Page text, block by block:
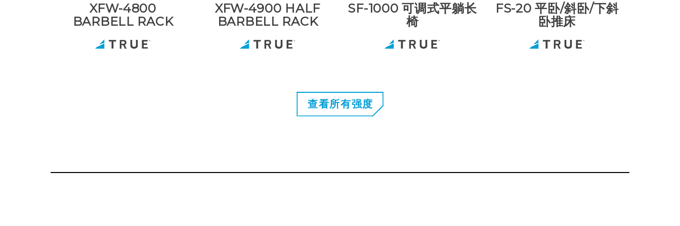
XFW-4800
BARBELL RACK
XFW-4900 HALF
BARBELL RACK
SF-1000 可调式平躺长
椅
FS-20 平卧/斜卧/下斜
卧推床
查看所有强度